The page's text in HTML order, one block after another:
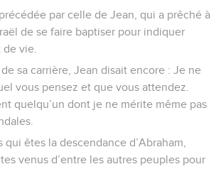
par celle de Jean, qui a prêché à
de se faire baptiser pour indiquer
de vie.
sa carrière, Jean disait encore : Je ne
vous pensez et que vous attendez.
quelqu’un dont je ne mérite même pas
qui êtes la descendance d’Abraham,
venus d’entre les autres peuples pour